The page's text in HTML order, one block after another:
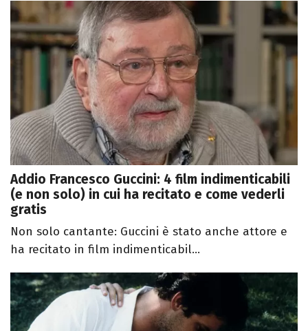
Addio Francesco Guccini: 4 film indimenticabili
(e non solo) in cui ha recitato e come vederli
gratis
Non solo cantante: Guccini è stato anche attore e
ha recitato in film indimenticabil...